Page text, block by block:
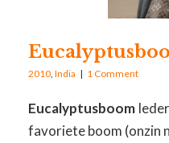
2010 ,India | 1 Comment
Eucalyptusboom
favoriete boom (onzin